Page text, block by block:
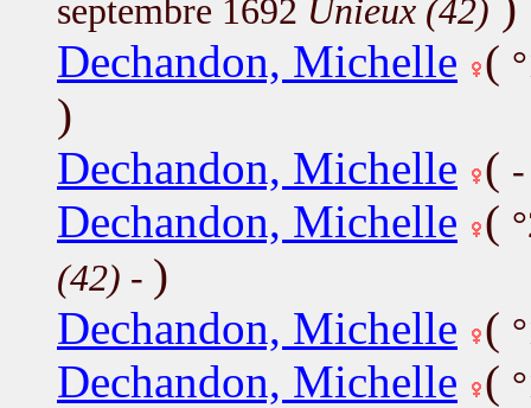
septembre 1692 Unieux (42)
Dechandon, Michelle (
)
Dechandon, Michelle (
Dechandon, Michelle (
(42) - )
Dechandon, Michelle (
Dechandon, Michelle (